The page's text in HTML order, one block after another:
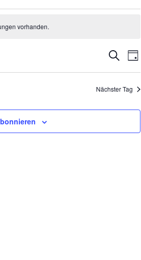
vorhanden.
SucheTag
Nächster Tag